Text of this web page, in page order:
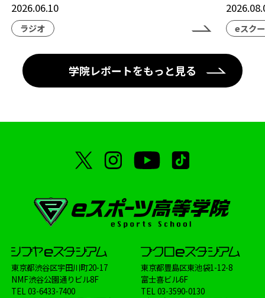
2026.06.10
ラジオ eスク
学院レポートをもっと見る
東京都渋谷区宇田川町20-17
NMF渋谷公園通りビル8F
TEL03-6433-7400
東京都豊島区東池袋1-12-8
富士喜ビル6F
TEL03-3590-0130